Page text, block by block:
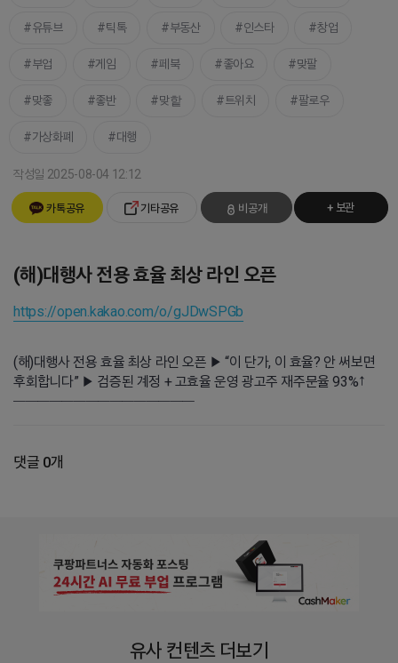
유튜브 틱톡 부동산 인스타 창업
부업 게임 페북 좋아요 맞팔
맞좋 좋반 맞핱 트위치 팔로우
가상화폐 대행
작성일 2025-08-04 12:12
카톡공유 기타공유 비공개 + 보관
(해)대행사 전용 효율 최상 라인 오픈
https://open.kakao.com/o/gJDwSPGb
(해)대행사 전용 효율 최상 라인 오픈 ▶ “이 단가, 이 효율? 안 써보면
후회합니다” ▶ 검증된 계정 + 고효율 운영 광고주 재주문율 93%↑
━━━━━━━━━━━━━━━
댓글 0개
유사 컨텐츠 더보기